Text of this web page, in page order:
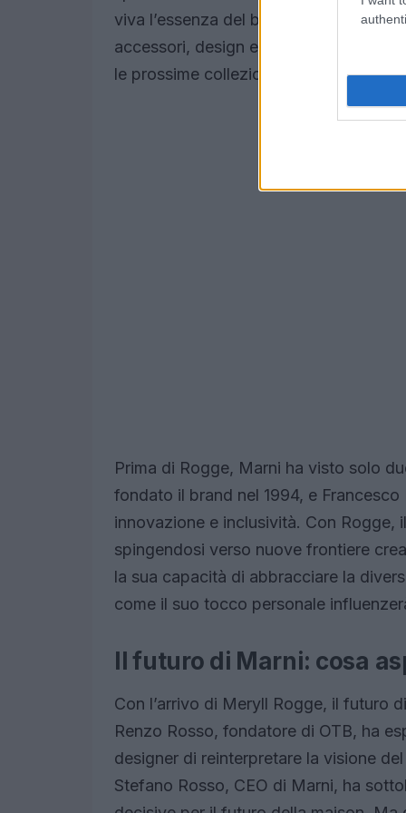
viva l’essenza del brand, ma con un
accessori, design e comunicazione.
le prossime collezioni?
Prima di Rogge, Marni ha visto solo
fondato il brand nel 1994, e
innovazione e inclusività. Con Rogge,
spingendosi verso nuove frontiere
la sua capacità di abbracciare la
come il suo tocco personale
Il futuro di Marni: cosa
Con l’arrivo di Meryll Rogge, il futuro
Renzo Rosso, fondatore di OTB, ha
designer di reinterpretare la visione
Stefano Rosso, CEO di Marni, ha